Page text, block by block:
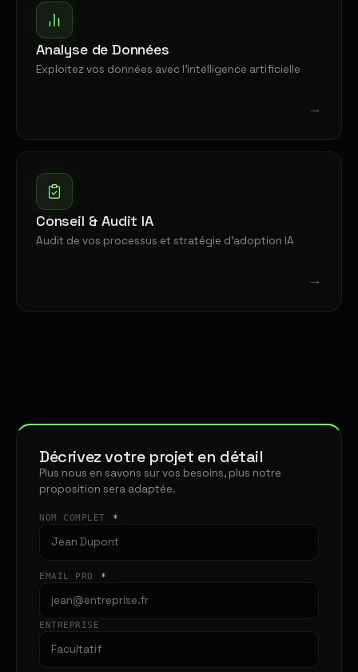
Analyse de Données
Exploitez vos données avec l'intelligence artificielle
→
Conseil & Audit IA
Audit de vos processus et stratégie d'adoption IA
→
Décrivez votre projet en détail
Plus nous en savons sur vos besoins, plus notre
proposition sera adaptée.
NOM COMPLET *
EMAIL PRO *
ENTREPRISE